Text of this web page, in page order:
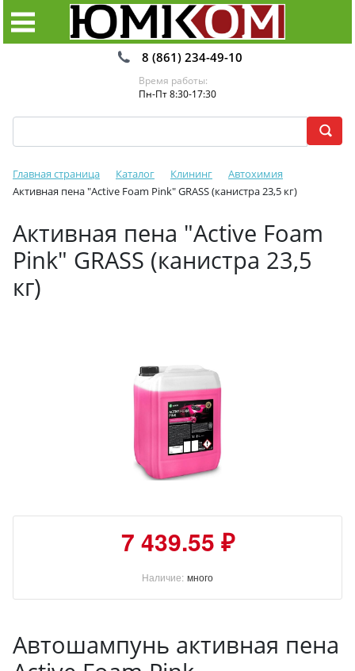
8 (861) 234-49-10
Время работы:
Пн-Пт 8:30-17:30
Главная страница Каталог Клининг
Автохимия
Активная пена "Active Foam Pink" GRASS (канистра 23,5 кг)
Активная пена "Active Foam
Pink" GRASS (канистра 23,5
кг)
7 439.55 ₽
Наличие: много
Автошампунь активная пена